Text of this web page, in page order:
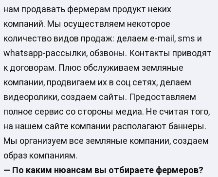
нам продавать фермерам продукт неких
компаний. Мы осуществляем некоторое
количество видов продаж: делаем e-mail, sms и
whatsapp-рассылки, обзвоны. Контакты приводят
к договорам. Плюс обслуживаем земляные
компании, продвигаем их в соц сетях, делаем
видеоролики, создаем сайты. Предоставляем
полное сервис со стороны медиа. Не считая того,
на нашем сайте компании располагают баннеры.
Мы организуем все земляные компании, создаем
образ компаниям.
— По каким нюансам вы отбираете фермеров?